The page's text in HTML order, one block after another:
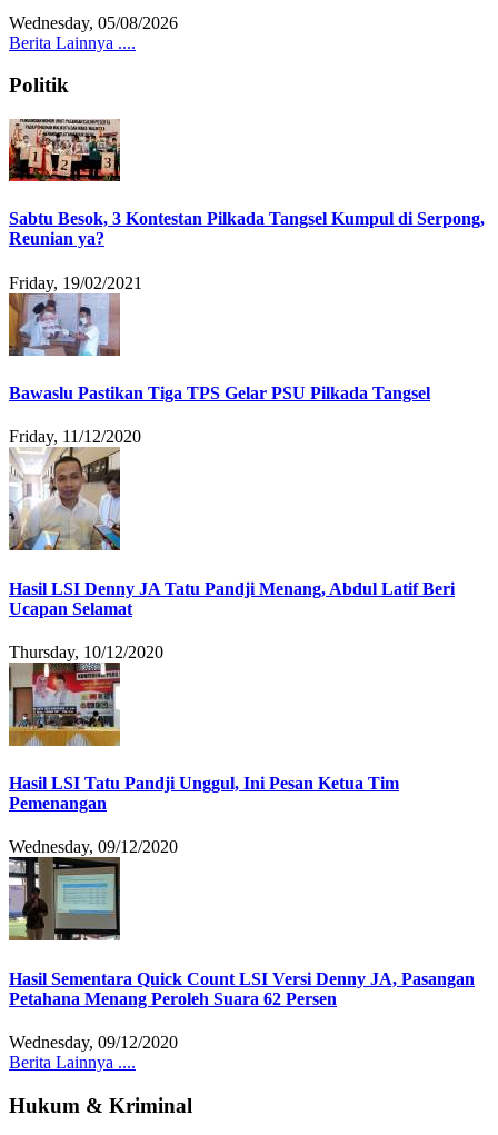
Wednesday, 05/08/2026
Berita Lainnya ....
Politik
Sabtu Besok, 3 Kontestan Pilkada Tangsel Kumpul di Serpong,
Reunian ya?
Friday, 19/02/2021
Bawaslu Pastikan Tiga TPS Gelar PSU Pilkada Tangsel
Friday, 11/12/2020
Hasil LSI Denny JA Tatu Pandji Menang, Abdul Latif Beri
Ucapan Selamat
Thursday, 10/12/2020
Hasil LSI Tatu Pandji Unggul, Ini Pesan Ketua Tim
Pemenangan
Wednesday, 09/12/2020
Hasil Sementara Quick Count LSI Versi Denny JA, Pasangan
Petahana Menang Peroleh Suara 62 Persen
Wednesday, 09/12/2020
Berita Lainnya ....
Hukum & Kriminal